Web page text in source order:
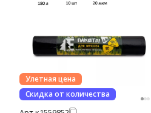
Улетная цена
Скидка от количества